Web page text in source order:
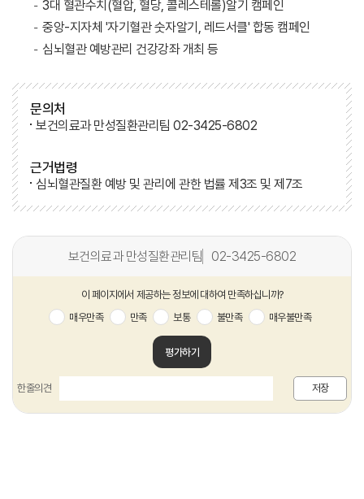
3대 혈관수치(혈압, 혈당, 콜레스테롤)알기 캠페인
중앙-지자체 '자기혈관 숫자알기, 레드서클' 합동 캠페인
심뇌혈관 예방관리 건강강좌 개최 등
문의처
보건의료과 만성질환관리팀 02-3425-6802
근거법령
심뇌혈관질환 예방 및 관리에 관한 법률 제3조 및 제7조
보건의료과 만성질환관리팀 02-3425-6802
이 페이지에서 제공하는 정보에 대하여 만족하십니까?
매우만족
만족 보통 불만족 매우불만족
평가하기
한줄의견 저장